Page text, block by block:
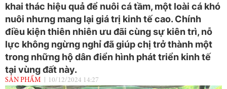
khai thác hiệu quả để nuôi cá tầm, một loài cá khó
nuôi nhưng mang lại giá trị kinh tế cao. Chính
điều kiện thiên nhiên ưu đãi cùng sự kiên trì, nỗ
lực không ngừng nghỉ đã giúp chị trở thành một
trong những hộ dân điển hình phát triển kinh tế
tại vùng đất này.
SẢN PHẨM 10/12/2024 14:27